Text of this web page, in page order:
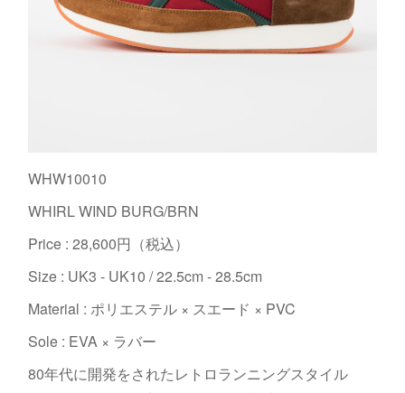
WHW10010
WHIRL WIND BURG/BRN
Price : 28,600円（税込）
Size : UK3 - UK10 / 22.5cm - 28.5cm
Material : ポリエステル × スエード × PVC
Sole : EVA × ラバー
80年代に開発をされたレトロランニングスタイル